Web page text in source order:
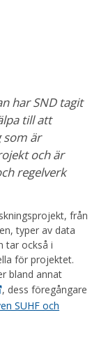
har SND tagit
till att
som är
och är
regelverk
från
typer av data
tar också i
för projektet.
bland annat
, dess föregångare
SUHF och